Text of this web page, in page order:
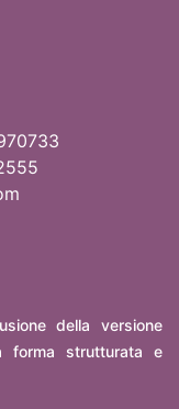
della versione
forma strutturata e